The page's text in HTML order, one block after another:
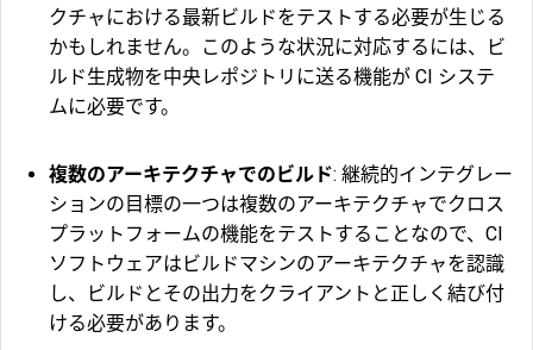
クチャにおける最新ビルドをテストする必要が生じる
かもしれません。このような状況に対応するには、ビ
ルド生成物を中央レポジトリに送る機能が CI システ
ムに必要です。
複数のアーキテクチャでのビルド: 継続的インテグレー
ションの目標の一つは複数のアーキテクチャでクロス
プラットフォームの機能をテストすることなので、CI
ソフトウェアはビルドマシンのアーキテクチャを認識
し、ビルドとその出力をクライアントと正しく結び付
ける必要があります。